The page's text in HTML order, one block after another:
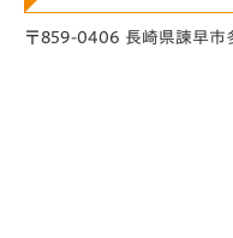
〒859-0406 長崎県諫早市